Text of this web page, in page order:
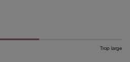
Trop large